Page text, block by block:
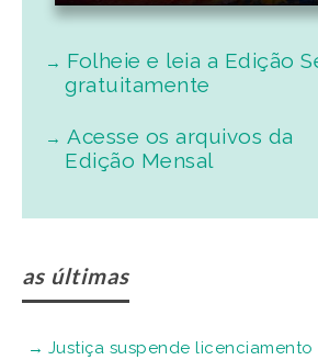
Folheie e leia a Edição
gratuitamente
Acesse os arquivos da
Edição Mensal
as últimas
Justiça suspende